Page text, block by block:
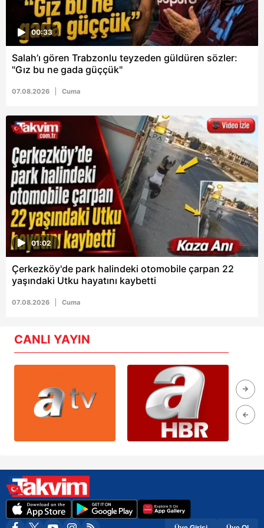
00:33
Salah’ı gören Trabzonlu teyzeden güldüren sözler:
"Gız bu ne gada güççük"
07.08.2026 Cuma
01:02
Çerkezköy'de park halindeki otomobile çarpan 22
yaşındaki Utku hayatını kaybetti
07.08.2026 Cuma
CANLI YAYIN